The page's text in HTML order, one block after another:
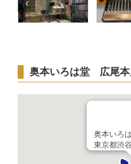
奥本いろは堂 広尾
奥本いろ
東京都渋